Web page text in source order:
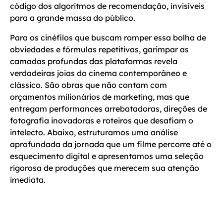
código dos algoritmos de recomendação, invisíveis
para a grande massa do público.
Para os cinéfilos que buscam romper essa bolha de
obviedades e fórmulas repetitivas, garimpar as
camadas profundas das plataformas revela
verdadeiras joias do cinema contemporâneo e
clássico. São obras que não contam com
orçamentos milionários de marketing, mas que
entregam performances arrebatadoras, direções de
fotografia inovadoras e roteiros que desafiam o
intelecto. Abaixo, estruturamos uma análise
aprofundada da jornada que um filme percorre até o
esquecimento digital e apresentamos uma seleção
rigorosa de produções que merecem sua atenção
imediata.